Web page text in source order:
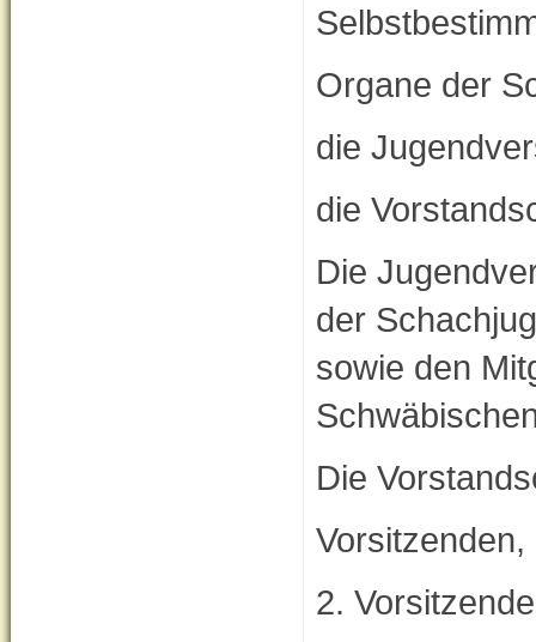
Organe der
die
die
Die
der
sowie den
Die
Vorsitzenden,
2.